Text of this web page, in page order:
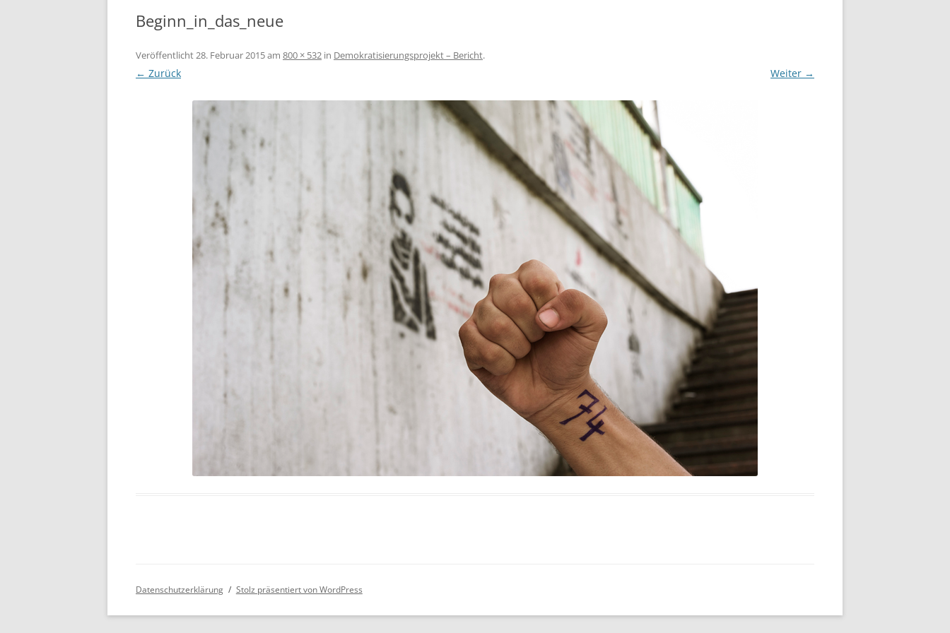
MAADI, KAIRO
TUNESIEN-DEUTSCHLAND 2015
HILFSFOND SCHWESTER MARIA /
KAIRO, ÄGYPTEN
FREUNDE DES TAHRIR PLATZES,
INITIATIVE MICHAEL WURCHE
Beginn_in_das_neue
Veröffentlicht28. Februar 2015am 800 × 532 in Demokratisierungsprojekt – Bericht.
← Zurück Weiter →
Datenschutzerklärung Stolz präsentiert von WordPress